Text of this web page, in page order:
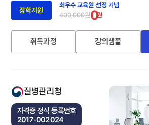
장학지원
최우수 교육원 선정 기념
400,000원0원
취득과정 강의샘플
질병관리청
자격증 정식 등록번호
2017-002024